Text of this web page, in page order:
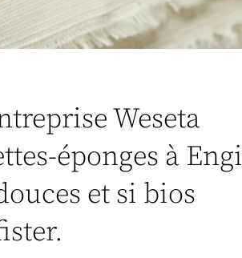
Weseta
éponges à Engi
et si bios